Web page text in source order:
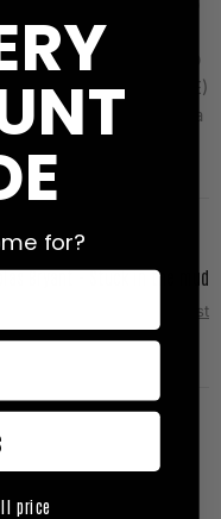
Joakim Hägg
Kazem (SE)
via KO
Waldemar Wiebe
(SE)
Kim Jensen
(DE) via
Bryant - Stuck in the mud
Next Post
for?
price